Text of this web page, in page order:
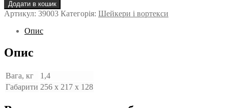
SH-
4
кількість
Додати в кошик
Артикул: 39003 Категорія: Шейкери і вортекси
Опис
Опис
Вага, кг
1,4
Габарити 256 x 217 x 128